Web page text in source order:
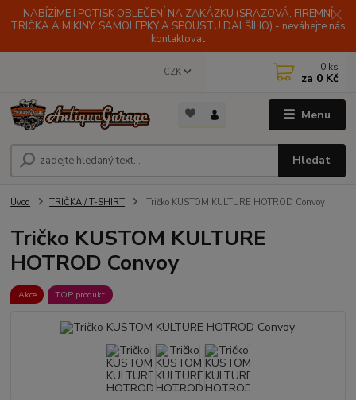
NABÍZÍME I POTISK OBLEČENÍ NA ZAKÁZKU (SRAZOVÁ, FIREMNÍ
TRIČKA A MIKINY, SAMOLEPKY A SPOUSTU DALŠÍHO) - neváhejte nás
kontaktovat
Menu
CZK
Hledat
0 ks
za 0 Kč
Úvod TRIČKA / T-SHIRT Tričko KUSTOM KULTURE HOTROD Convoy
Tričko KUSTOM KULTURE
HOTROD Convoy
Akce TOP produkt